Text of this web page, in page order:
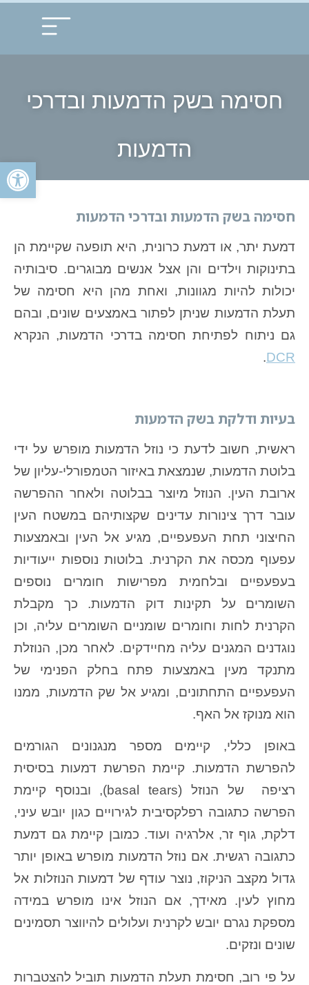
חסימה בשק הדמעות ובדרכי
הדמעות
חסימה בשק הדמעות ובדרכי הדמעות
דמעת יתר, או דמעת כרונית, היא תופעה שקיימת הן
בתינוקות וילדים והן אצל אנשים מבוגרים. סיבותיה
יכולות להיות מגוונות, ואחת מהן היא חסימה של
תעלת הדמעות שניתן לפתור באמצעים שונים, ובהם
גם ניתוח לפתיחת חסימה בדרכי הדמעות, הנקרא
DCR
.
בעיות ודלקת בשק הדמעות
ראשית, חשוב לדעת כי נוזל הדמעות מופרש על ידי
בלוטת הדמעות, שנמצאת באיזור הטמפורלי-עליון של
ארובת העין. הנוזל מיוצר בבלוטה ולאחר ההפרשה
עובר דרך צינורות עדינים שקצותיהם במשטח העין
החיצוני תחת העפעפיים, מגיע אל העין ובאמצעות
עפעוף מכסה את הקרנית. בלוטות נוספות ייעודיות
בעפעפיים ובלחמית מפרישות חומרים נוספים
השומרים על תקינות דוק הדמעות. כך מקבלת
הקרנית לחות וחומרים שומניים השומרים עליה, וכן
נוגדנים המגנים עליה מחיידקים. לאחר מכן, הנוזלת
מתנקד מעין באמצעות פתח בחלק הפנימי של
העפעפיים התחתונים, ומגיע אל שק הדמעות, ממנו
הוא מנוקז אל האף.
באופן כללי, קיימים מספר מנגנונים הגורמים
להפרשת הדמעות. קיימת הפרשת דמעות בסיסית
רציפה של הנוזל (basal tears), ובנוסף קיימת
הפרשה כתגובה רפלקסיבית לגירויים כגון יובש עיני,
דלקת, גוף זר, אלרגיה ועוד. כמובן קיימת גם דמעת
כתגובה רגשית. אם נוזל הדמעות מופרש באופן יותר
גדול מקצב הניקוז, נוצר עודף של דמעות הנוזלות אל
מחוץ לעין. מאידך, אם הנוזל אינו מופרש במידה
מספקת נגרם יובש לקרנית ועלולים להיווצר תסמינים
שונים ונזקים.
על פי רוב, חסימת תעלת הדמעות תוביל להצטברות